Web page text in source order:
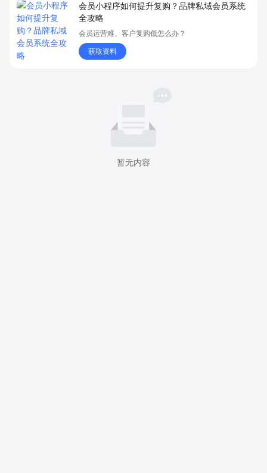
会员小程序如何提升复购？品牌私域会员系统
全攻略
会员运营难、客户复购低怎么办？
获取资料
暂无内容